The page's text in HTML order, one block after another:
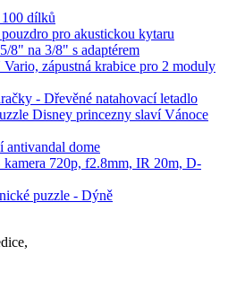
dílků
pro akustickou kytaru
8" na 3/8" s adaptérem
zápustná krabice pro 2 moduly
- Dřevěné natahovací letadlo
Disney princezny slaví Vánoce
dome
720p, f2.8mm, IR 20m, D-
puzzle - Dýně